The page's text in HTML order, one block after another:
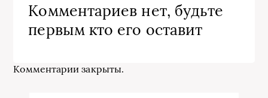
Комментариев нет, будьте
первым кто его оставит
Комментарии закрыты.